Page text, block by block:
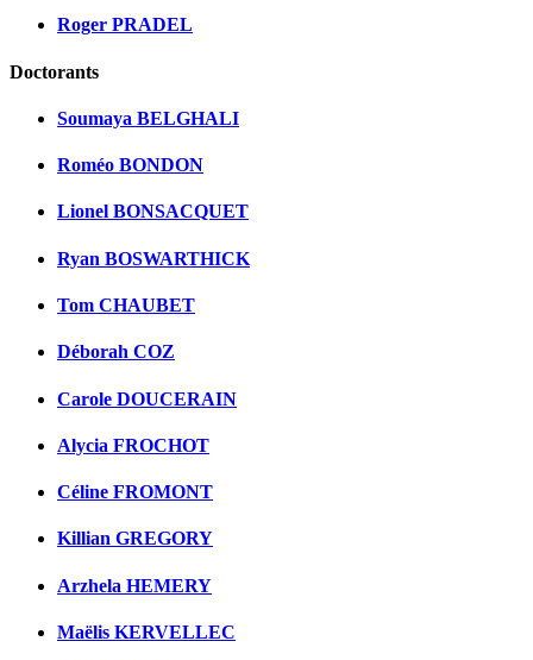
Roger PRADEL
Doctorants
Soumaya BELGHALI
Roméo BONDON
Lionel BONSACQUET
Ryan BOSWARTHICK
Tom CHAUBET
Déborah COZ
Carole DOUCERAIN
Alycia FROCHOT
Céline FROMONT
Killian GREGORY
Arzhela HEMERY
Maëlis KERVELLEC